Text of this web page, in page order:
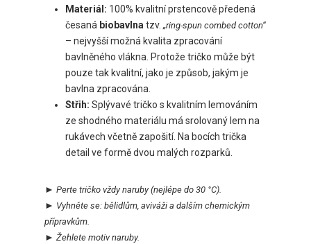
Materiál: 100% kvalitní prstencově předená
česaná biobavlna tzv. „ring-spun combed cotton“
– nejvyšší možná kvalita zpracování
bavlněného vlákna. Protože tričko může být
pouze tak kvalitní, jako je způsob, jakým je
bavlna zpracována.
Střih: Splývavé tričko s kvalitním lemováním
ze shodného materiálu má srolovaný lem na
rukávech včetně zapošití. Na bocích trička
detail ve formě dvou malých rozparků.
► Perte tričko vždy naruby(nejlépe do 30 °C).
► Vyhněte se: bělidlům, aviváži a dalším chemickým
přípravkům.
► Žehlete motiv naruby.